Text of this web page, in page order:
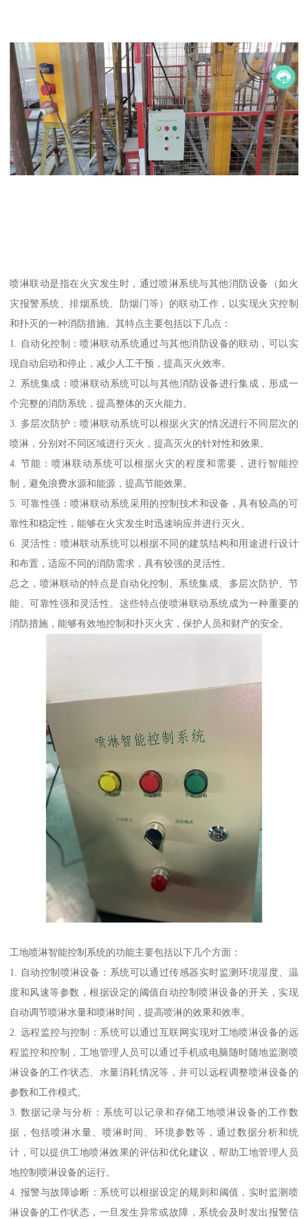
喷淋联动是指在火灾发生时，通过喷淋系统与其他消防设备（如火
灾报警系统、排烟系统、防烟门等）的联动工作，以实现火灾控制
和扑灭的一种消防措施。其特点主要包括以下几点：
1. 自动化控制：喷淋联动系统通过与其他消防设备的联动，可以实
现自动启动和停止，减少人工干预，提高灭火效率。
2. 系统集成：喷淋联动系统可以与其他消防设备进行集成，形成一
个完整的消防系统，提高整体的灭火能力。
3. 多层次防护：喷淋联动系统可以根据火灾的情况进行不同层次的
喷淋，分别对不同区域进行灭火，提高灭火的针对性和效果。
4. 节能：喷淋联动系统可以根据火灾的程度和需要，进行智能控
制，避免浪费水源和能源，提高节能效果。
5. 可靠性强：喷淋联动系统采用的控制技术和设备，具有较高的可
靠性和稳定性，能够在火灾发生时迅速响应并进行灭火。
6. 灵活性：喷淋联动系统可以根据不同的建筑结构和用途进行设计
和布置，适应不同的消防需求，具有较强的灵活性。
总之，喷淋联动的特点是自动化控制、系统集成、多层次防护、节
能、可靠性强和灵活性。这些特点使喷淋联动系统成为一种重要的
消防措施，能够有效地控制和扑灭火灾，保护人员和财产的安全。
工地喷淋智能控制系统的功能主要包括以下几个方面：
1. 自动控制喷淋设备：系统可以通过传感器实时监测环境湿度、温
度和风速等参数，根据设定的阈值自动控制喷淋设备的开关，实现
自动调节喷淋水量和喷淋时间，提高喷淋的效果和效率。
2. 远程监控与控制：系统可以通过互联网实现对工地喷淋设备的远
程监控和控制，工地管理人员可以通过手机或电脑随时随地监测喷
淋设备的工作状态、水量消耗情况等，并可以远程调整喷淋设备的
参数和工作模式。
3. 数据记录与分析：系统可以记录和存储工地喷淋设备的工作数
据，包括喷淋水量、喷淋时间、环境参数等，通过数据分析和统
计，可以提供工地喷淋效果的评估和优化建议，帮助工地管理人员
地控制喷淋设备的运行。
4. 报警与故障诊断：系统可以根据设定的规则和阈值，实时监测喷
淋设备的工作状态，一旦发生异常或故障，系统会及时发出报警信